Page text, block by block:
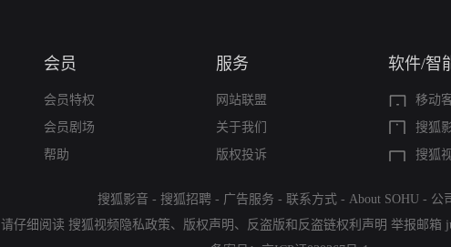
会员
会员特权
会员剧场
帮助
服务
网站联盟
关于我们
版权投诉
软件/智
移动
搜狐
搜狐
搜狐影音 - 搜狐招聘 - 广告服务 - 联系方式 - About SOHU - 公
请仔细阅读 搜狐视频隐私政策、 版权声明 、 反盗版和反盗链权利声明 举报邮箱